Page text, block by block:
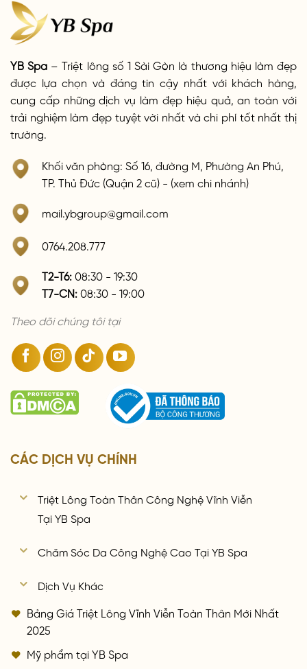
YB Spa – Triệt lông số 1 Sài Gòn là thương hiệu làm đẹp
được lựa chọn và đáng tin cậy nhất với khách hàng,
cung cấp những dịch vụ làm đẹp hiệu quả, an toàn với
trải nghiệm làm đẹp tuyệt vời nhất và chi phí tốt nhất thị
trường.
Khối văn phòng: Số 16, đường M, Phường An Phú,
TP. Thủ Đức (Quận 2 cũ) - (xem chi nhánh)
mail.ybgroup@gmail.com
0764.208.777
T2-T6: 08:30 - 19:30
T7-CN: 08:30 - 19:00
Theo dõi chúng tôi tại
CÁC DỊCH VỤ CHÍNH
Triệt Lông Toàn Thân Công Nghệ Vĩnh Viễn
Tại YB Spa
Chăm Sóc Da Công Nghệ Cao Tại YB Spa
Dịch Vụ Khác
Bảng Giá Triệt Lông Vĩnh Viễn Toàn Thân Mới Nhất
2025
Mỹ phẩm tại YB Spa